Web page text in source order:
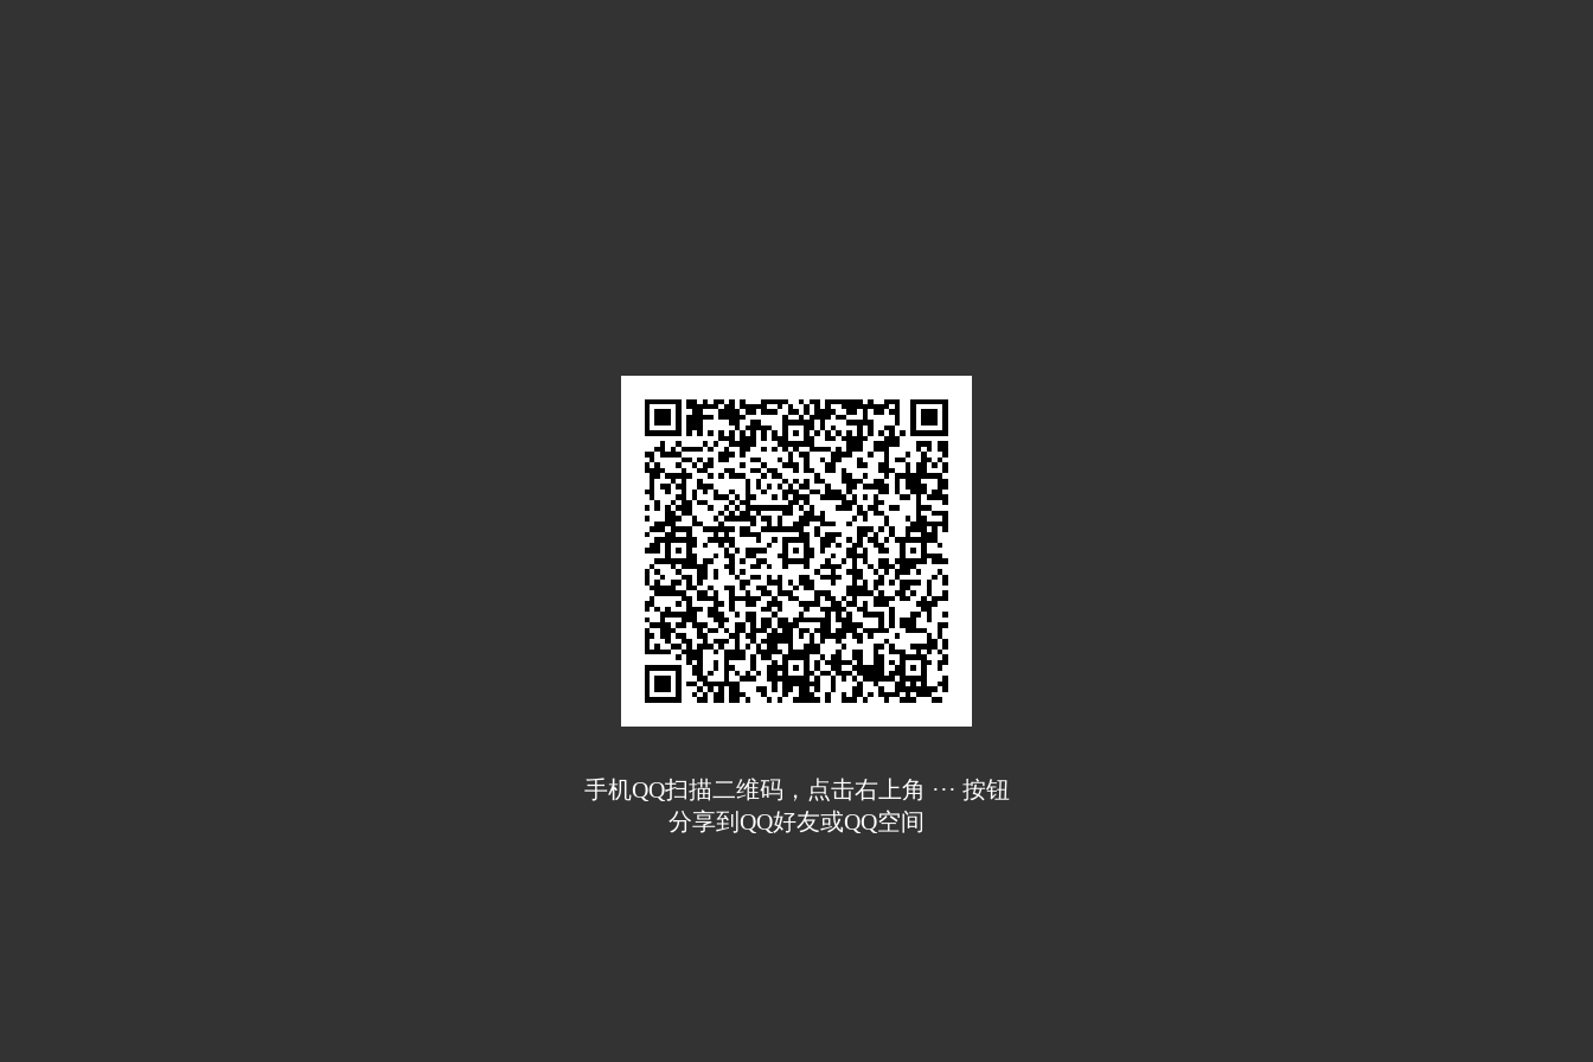
手机QQ扫描二维码，点击右上角 ··· 按钮
分享到QQ好友或QQ空间